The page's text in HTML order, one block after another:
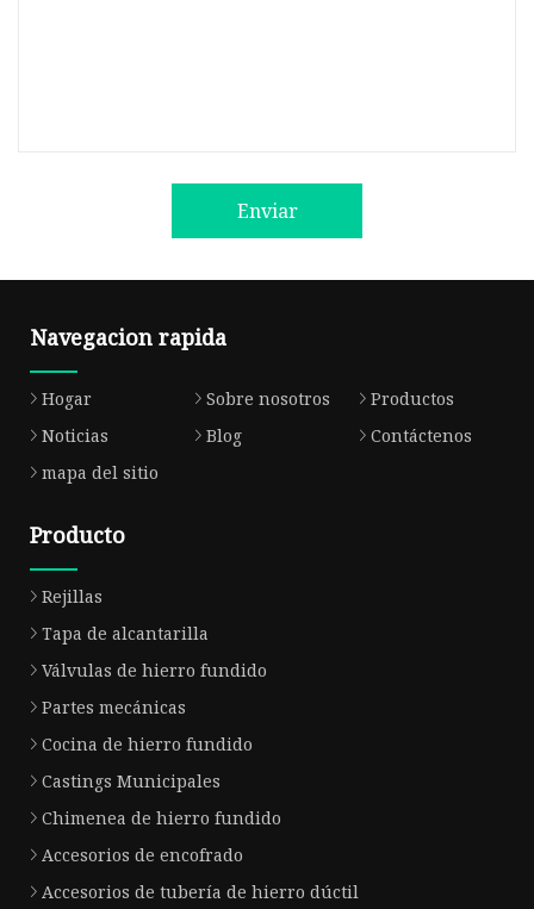
Enviar
Navegacion rapida
Hogar Sobre nosotros
Productos
Noticias
Blog
Contáctenos
mapa del sitio
Producto
Rejillas
Tapa de alcantarilla
Válvulas de hierro fundido
Partes mecánicas
Cocina de hierro fundido
Castings Municipales
Chimenea de hierro fundido
Accesorios de encofrado
Accesorios de tubería de hierro dúctil